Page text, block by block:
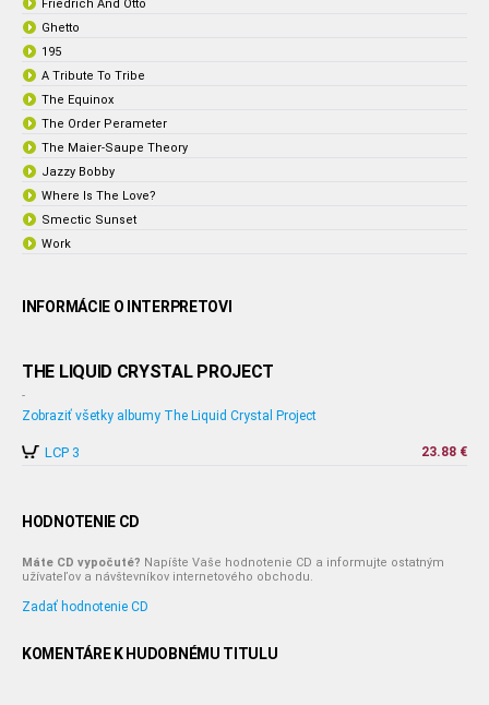
Friedrich And Otto
Ghetto
195
A Tribute To Tribe
The Equinox
The Order Perameter
The Maier-Saupe Theory
Jazzy Bobby
Where Is The Love?
Smectic Sunset
Work
INFORMÁCIE O INTERPRETOVI
THE LIQUID CRYSTAL PROJECT
-
Zobraziť všetky albumy The Liquid Crystal Project
LCP 3 23.88 €
HODNOTENIE CD
Máte CD vypočuté? Napíšte Vaše hodnotenie CD a informujte ostatným
užívateľov a návštevníkov internetového obchodu.
Zadať hodnotenie CD
KOMENTÁRE K HUDOBNÉMU TITULU